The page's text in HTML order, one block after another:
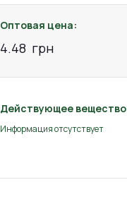
Оптовая цена:
4.48 грн
Действующее вещество
Информация отсутствует